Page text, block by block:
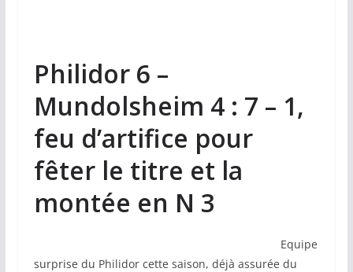
Philidor 6 –
Mundolsheim 4 : 7 – 1,
feu d’artifice pour
fêter le titre et la
montée en N 3
Equipe
surprise du Philidor cette saison, déjà assurée du